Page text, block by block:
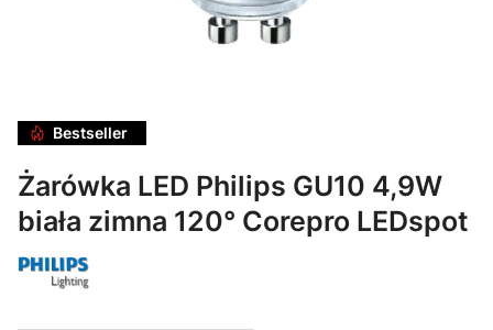
Bestseller
Żarówka LED Philips GU10 4,9W
biała zimna 120° Corepro LEDspot